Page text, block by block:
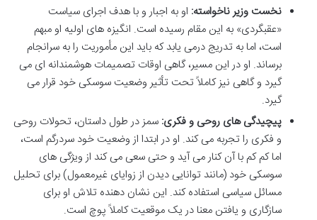
نخست وزیر ناخواسته: او به اجبار و با هدف اجرای سیاست
«عقبگردی» به این مقام رسیده است. انگیزه های اولیه او مبهم
است، اما به تدریج درمی یابد که باید این مأموریت را به سرانجام
برساند. او در این مسیر، گاهی اوقات تصمیمات هوشمندانه ای می
گیرد و گاهی نیز کاملاً تحت تأثیر وضعیت سوسکی خود قرار می
گیرد.
پیچیدگی های روحی و فکری: سمز در طول داستان، تحولات روحی
و فکری را تجربه می کند. او در ابتدا از وضعیت خود سردرگم است،
اما کم کم با آن کنار می آید و حتی سعی می کند از ویژگی های
سوسکی خود (مانند توانایی دیدن از زوایای غیرمعمول) برای تحلیل
مسائل سیاسی استفاده کند. این نشان دهنده تلاش او برای
سازگاری و یافتن معنا در یک موقعیت کاملاً پوچ است.